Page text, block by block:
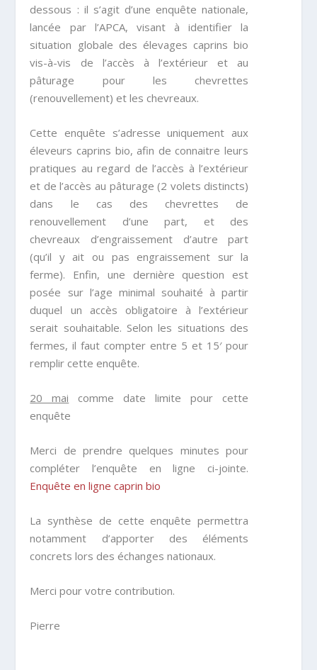
dessous : il s’agit d’une enquête nationale,
lancée par l’APCA, visant à identifier la
situation globale des élevages caprins bio
vis-à-vis de l’accès à l’extérieur et au
pâturage pour les chevrettes
(renouvellement) et les chevreaux.
Cette enquête s’adresse uniquement aux
éleveurs caprins bio, afin de connaitre leurs
pratiques au regard de l’accès à l’extérieur
et de l’accès au pâturage (2 volets distincts)
dans le cas des chevrettes de
renouvellement d’une part, et des
chevreaux d’engraissement d’autre part
(qu’il y ait ou pas engraissement sur la
ferme). Enfin, une dernière question est
posée sur l’age minimal souhaité à partir
duquel un accès obligatoire à l’extérieur
serait souhaitable. Selon les situations des
fermes, il faut compter entre 5 et 15′ pour
remplir cette enquête.
20 mai comme date limite pour cette
enquête
Merci de prendre quelques minutes pour
compléter l’enquête en ligne ci-jointe.
Enquête en ligne caprin bio
La synthèse de cette enquête permettra
notamment d’apporter des éléments
concrets lors des échanges nationaux.
Merci pour votre contribution.
Pierre